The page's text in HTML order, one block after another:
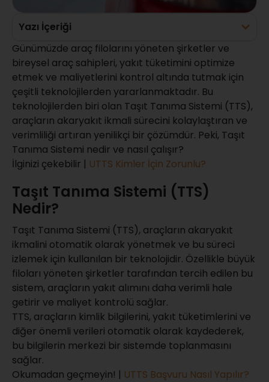
Yazı İçeriği
Günümüzde araç filolarını yöneten şirketler ve
bireysel araç sahipleri, yakıt tüketimini optimize
etmek ve maliyetlerini kontrol altında tutmak için
çeşitli teknolojilerden yararlanmaktadır. Bu
teknolojilerden biri olan Taşıt Tanıma Sistemi (TTS),
araçların akaryakıt ikmali sürecini kolaylaştıran ve
verimliliği artıran yenilikçi bir çözümdür. Peki, Taşıt
Tanıma Sistemi nedir ve nasıl çalışır?
İlginizi çekebilir | UTTS Kimler İçin Zorunlu?
Taşıt Tanıma Sistemi (TTS)
Nedir?
Taşıt Tanıma Sistemi (TTS), araçların akaryakıt
ikmalini otomatik olarak yönetmek ve bu süreci
izlemek için kullanılan bir teknolojidir. Özellikle büyük
filoları yöneten şirketler tarafından tercih edilen bu
sistem, araçların yakıt alımını daha verimli hale
getirir ve maliyet kontrolü sağlar.
TTS, araçların kimlik bilgilerini, yakıt tüketimlerini ve
diğer önemli verileri otomatik olarak kaydederek,
bu bilgilerin merkezi bir sistemde toplanmasını
sağlar.
Okumadan geçmeyin! | UTTS Başvuru Nasıl Yapılır?